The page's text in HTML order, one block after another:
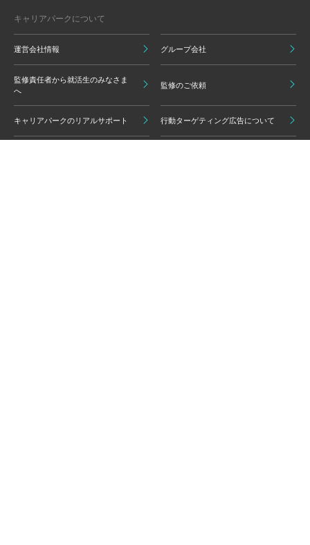
キャリアパークについて
運営会社情報 グループ会社
監修責任者から就活生のみなさま
へ
監修のご依頼
キャリアパークのリアルサポート 行動ターゲティング広告について